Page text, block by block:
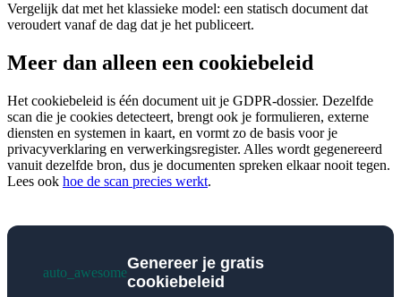
Vergelijk dat met het klassieke model: een statisch document dat
veroudert vanaf de dag dat je het publiceert.
Meer dan alleen een cookiebeleid
Het cookiebeleid is één document uit je GDPR-dossier. Dezelfde
scan die je cookies detecteert, brengt ook je formulieren, externe
diensten en systemen in kaart, en vormt zo de basis voor je
privacyverklaring en verwerkingsregister. Alles wordt gegenereerd
vanuit dezelfde bron, dus je documenten spreken elkaar nooit tegen.
Lees ook hoe de scan precies werkt.
auto_awesome
Genereer je gratis
cookiebeleid